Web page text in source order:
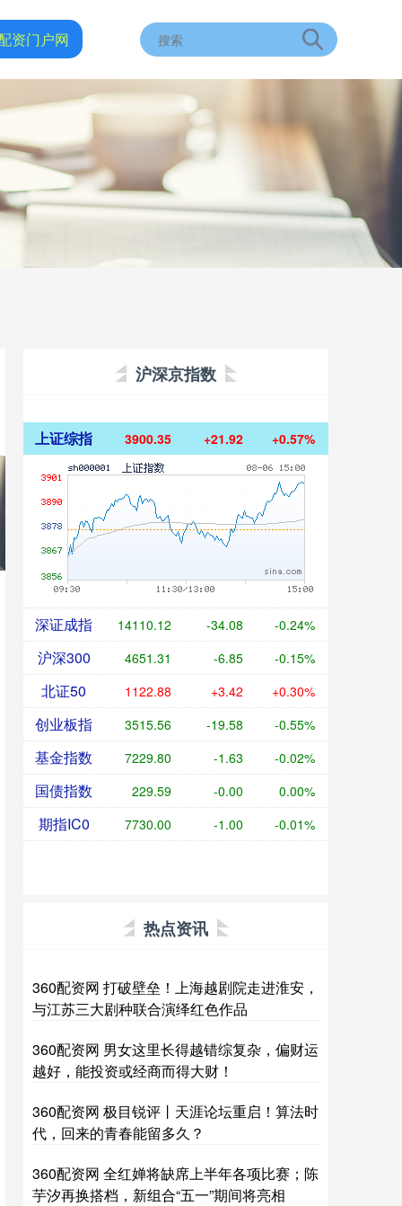
资门户网
沪深京指数
上证综指 3900.35 +21.92 +0.57%
深证成指 14110.12 -34.08 -0.24%
沪深300 4651.31 -6.85 -0.15%
北证50 1122.88 +3.42 +0.30%
创业板指 3515.56 -19.58 -0.55%
基金指数 7229.80 -1.63 -0.02%
国债指数 229.59 -0.00 0.00%
期指IC0 7730.00 -1.00 -0.01%
热点资讯
360配资网 打破壁垒！上海越剧院走进淮安，
与江苏三大剧种联合演绎红色作品
360配资网 男女这里长得越错综复杂，偏财运
越好，能投资或经商而得大财！
360配资网 极目锐评丨天涯论坛重启！算法时
代，回来的青春能留多久？
360配资网 全红婵将缺席上半年各项比赛；陈
芋汐再换搭档，新组合“五一”期间将亮相